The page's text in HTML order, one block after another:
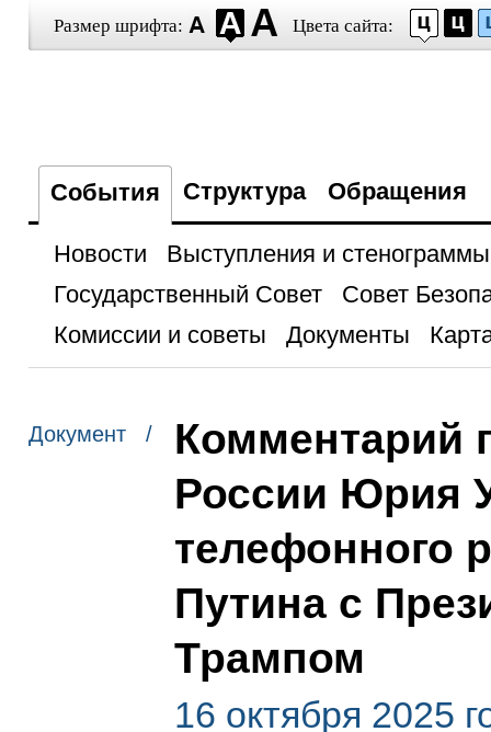
Размер шрифта: Цвета сайта:
События Структура Обращения
Новости
Выступления и стенограммы
Государственный Совет
Совет
Комиссии и советы
Документы
Документ /
Комментарий
России Юрия
телефонного
Путина с
Трампом
16 октября 2025